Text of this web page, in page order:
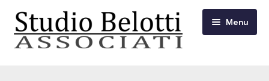
Menu